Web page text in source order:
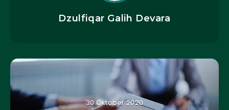
Dzulfiqar Galih Devara
30 Oktober 2020